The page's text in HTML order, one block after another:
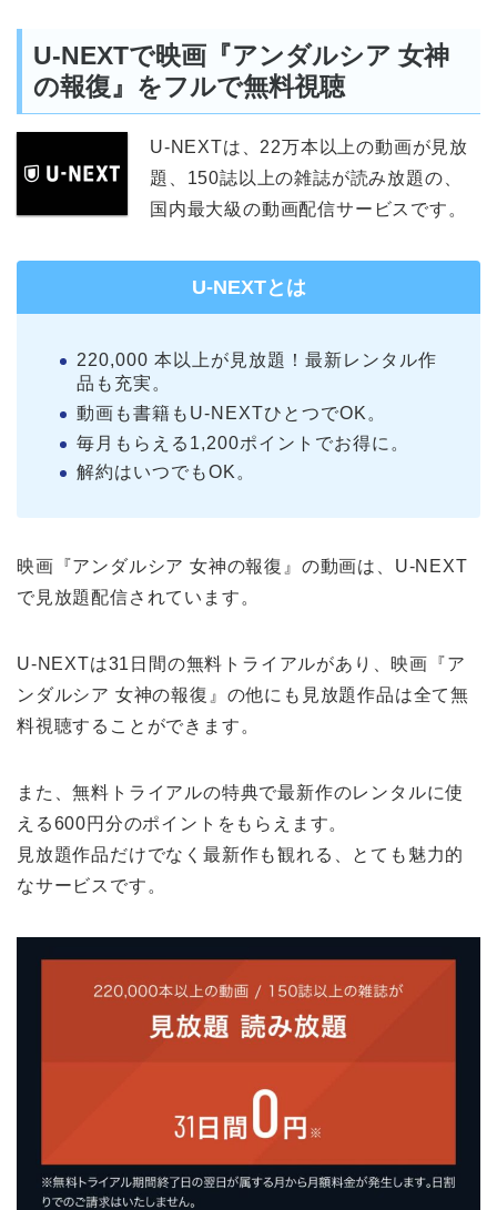
U-NEXTで映画『アンダルシア 女神
の報復』をフルで無料視聴
U-NEXTは、22万本以上の動画が見放
題、150誌以上の雑誌が読み放題の、
国内最大級の動画配信サービスです。
U-NEXTとは
220,000 本以上が見放題！最新レンタル作
品も充実。
動画も書籍もU-NEXTひとつでOK。
毎月もらえる1,200ポイントでお得に。
解約はいつでもOK。
映画『アンダルシア 女神の報復』の動画は、U-NEXT
で見放題配信されています。
U-NEXTは31日間の無料トライアルがあり、映画『ア
ンダルシア 女神の報復』の他にも見放題作品は全て無
料視聴することができます。
また、無料トライアルの特典で最新作のレンタルに使
える600円分のポイントをもらえます。
見放題作品だけでなく最新作も観れる、とても魅力的
なサービスです。